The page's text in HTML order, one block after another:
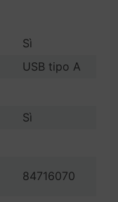
Sì
USB tipo A
Sì
84716070